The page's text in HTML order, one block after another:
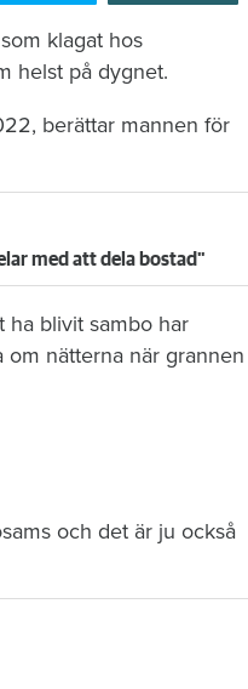
klagat hos
helst på dygnet.
berättar mannen för
med att dela bostad"
ha blivit sambo har
nätterna när grannen
och det är ju också